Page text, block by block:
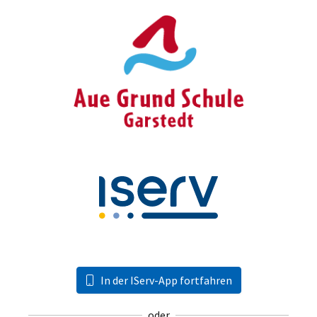
In der IServ-App fortfahren